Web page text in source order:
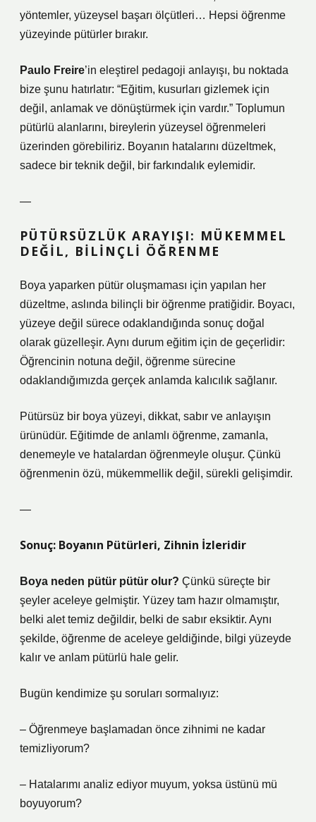
yöntemler, yüzeysel başarı ölçütleri… Hepsi öğrenme
yüzeyinde pütürler bırakır.
Paulo Freire’in eleştirel pedagoji anlayışı, bu noktada
bize şunu hatırlatır: “Eğitim, kusurları gizlemek için
değil, anlamak ve dönüştürmek için vardır.” Toplumun
pütürlü alanlarını, bireylerin yüzeysel öğrenmeleri
üzerinden görebiliriz. Boyanın hatalarını düzeltmek,
sadece bir teknik değil, bir farkındalık eylemidir.
—
PÜTÜRSÜZLÜK ARAYIŞI: MÜKEMMEL
DEĞIL, BILINÇLI ÖĞRENME
Boya yaparken pütür oluşmaması için yapılan her
düzeltme, aslında bilinçli bir öğrenme pratiğidir. Boyacı,
yüzeye değil sürece odaklandığında sonuç doğal
olarak güzelleşir. Aynı durum eğitim için de geçerlidir:
Öğrencinin notuna değil, öğrenme sürecine
odaklandığımızda gerçek anlamda kalıcılık sağlanır.
Pütürsüz bir boya yüzeyi, dikkat, sabır ve anlayışın
ürünüdür. Eğitimde de anlamlı öğrenme, zamanla,
denemeyle ve hatalardan öğrenmeyle oluşur. Çünkü
öğrenmenin özü, mükemmellik değil, sürekli gelişimdir.
—
Sonuç: Boyanın Pütürleri, Zihnin İzleridir
Boya neden pütür pütür olur? Çünkü süreçte bir
şeyler aceleye gelmiştir. Yüzey tam hazır olmamıştır,
belki alet temiz değildir, belki de sabır eksiktir. Aynı
şekilde, öğrenme de aceleye geldiğinde, bilgi yüzeyde
kalır ve anlam pütürlü hale gelir.
Bugün kendimize şu soruları sormalıyız:
– Öğrenmeye başlamadan önce zihnimi ne kadar
temizliyorum?
– Hatalarımı analiz ediyor muyum, yoksa üstünü mü
boyuyorum?